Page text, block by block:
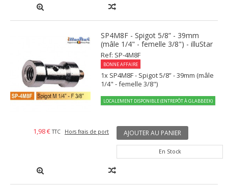
SP4M8F - Spigot 5/8” - 39mm
(mâle 1/4" - femelle 3/8") - illuStar
Ref: SP-4M8F
BONNE AFFAIRE
1x SP4M8F - Spigot 5/8” - 39mm (mâle
1/4" - femelle 3/8")
LOCALEMENT DISPONIBLE (ENTREPÔT À GLABBEEK)
1,98 € TTC Hors frais de port AJOUTER AU PANIER
En Stock